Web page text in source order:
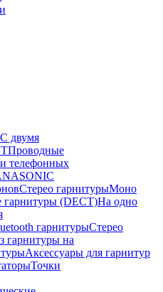
С двумя
Проводные
телефонных
Стерео гарнитурыМоно
гарнитуры (DECT)На одно
гарнитурыСтерео
гарнитуры на
Аксессуары для гарнитур
Точки